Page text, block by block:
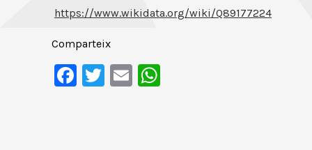
https://www.wikidata.org/wiki/Q89177224
Comparteix
Facebook
Twitter
Email